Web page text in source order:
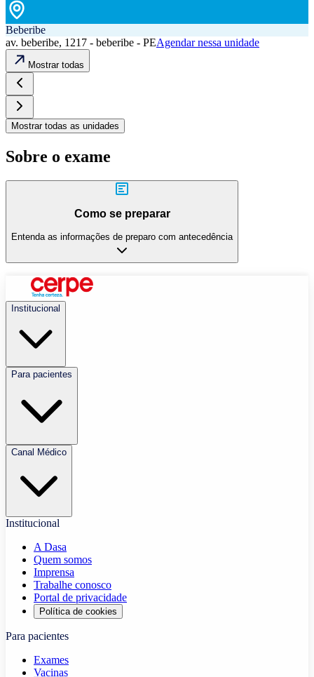
Beberibe
av. beberibe, 1217 - beberibe - PEAgendar nessa unidade
Mostrar todas
Mostrar todas as unidades
Sobre o exame
Como se preparar
Entenda as informações de preparo com antecedência
Institucional
Para pacientes
Canal Médico
Institucional
A Dasa
Quem somos
Imprensa
Trabalhe conosco
Portal de privacidade
Política de cookies
Para pacientes
Exames
Vacinas